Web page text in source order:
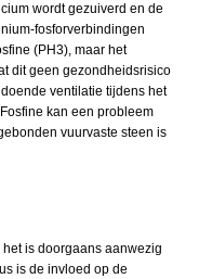
wordt gezuiverd en de
fosforverbindingen
(PH3), maar het
dit geen gezondheidsrisico
ventilatie tijdens het
kan een probleem
vuurvaste steen is
is doorgaans aanwezig
is de invloed op de